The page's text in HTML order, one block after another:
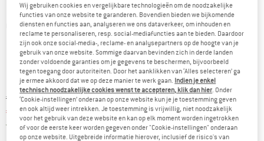
Gedetailleerde foto's
Oorspronkelijke prijs :
€ 119,95
Prijs:
€ 77,97 incl. BTW
Gratis verzending(NL)Nederland. Informatie over de
Wij gebruiken cookies en vergelijkbare technologieën om de noodzakelijke
functies van onze website te garanderen. Bovendien bieden we bijkomende
diensten en functies aan, analyseren we ons dataverkeer, om inhouden en
reclame te personaliseren, resp. social-mediafuncties aan te bieden. Daardoor
zijn ook onze social-media-, reclame- en analysepartners op de hoogte van je
gebruik van onze website. Sommige daarvan bevinden zich in derde landen
zonder voldoende garanties om je gegevens te beschermen, bijvoorbeeld
tegen toegang door autoriteiten. Door het aanklikken van ‘Alles selecteren’ ga
je ermee akkoord dat we op deze manier te werk gaan. Indien je enkel
technisch noodzakelijke cookies wenst te accepteren, klik dan hier . Onder
‘Cookie-instellingen’ onderaan op onze website kun je je toestemming geven
en ook altijd weer intrekken. Je toestemming is vrijwillig, niet noodzakelijk
voor het gebruik van deze website en kan op elk moment worden ingetrokken
of voor de eerste keer worden gegeven onder "Cookie-instellingen" onderaan
op onze website. Uitgebreide informatie hierover, inclusief de risico's van